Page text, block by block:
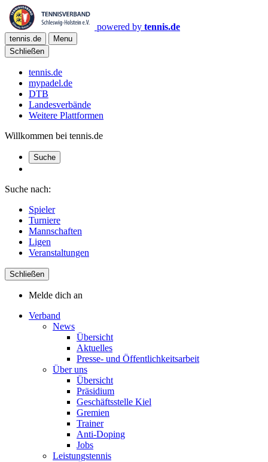
powered by tennis.de
tennis.de
Menu
Schließen
tennis.de
mypadel.de
DTB
Landesverbände
Weitere Plattformen
Willkommen bei tennis.de
Suche
Suche nach:
Spieler
Turniere
Mannschaften
Ligen
Veranstaltungen
Schließen
Melde dich an
Verband
News
Übersicht
Aktuelles
Presse- und Öffentlichkeitsarbeit
Über uns
Übersicht
Präsidium
Geschäftsstelle Kiel
Gremien
Trainer
Anti-Doping
Jobs
Leistungstennis